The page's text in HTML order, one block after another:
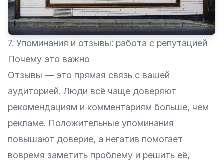
7. Упоминания и отзывы: работа с репутацией
Почему это важно
Отзывы — это прямая связь с вашей
аудиторией. Люди всё чаще доверяют
рекомендациям и комментариям больше, чем
рекламе. Положительные упоминания
повышают доверие, а негатив помогает
вовремя заметить проблему и решить её,